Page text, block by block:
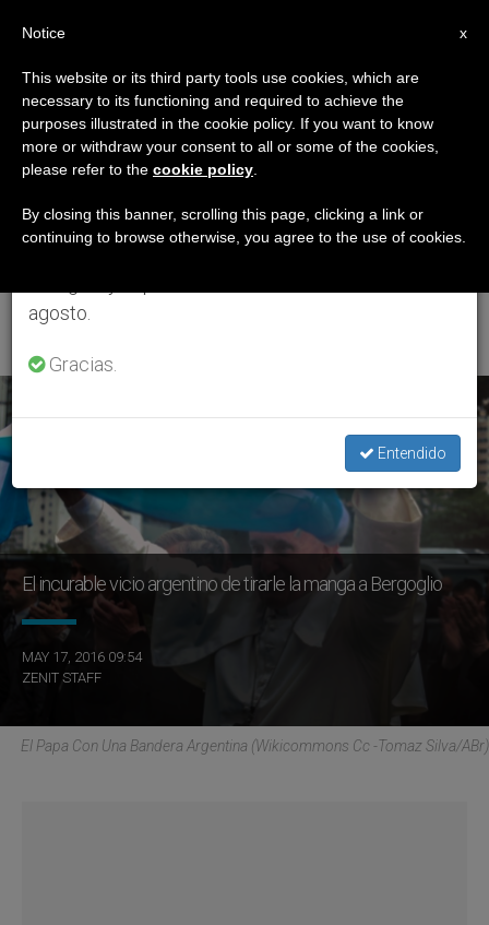
ETIQUETA
Posts Tagged ‘uso Del
Nombre Del Papa
Francisco En
El incurable vicio argentino de tirarle la manga a Bergoglio
MAY 17, 2016 09:54
ZENIT STAFF
El Papa Con Una Bandera Argentina (Wikicommons Cc -Tomaz Silva/ABr)
×
Aviso importante
Del 27 de julio al 7 de agosto haremos la pausa
anual, aprovechando que en el periodo de verano
se generan menos informaciones y también el
agosto.
Gracias.
Entendido
x
Notice
This website or its third party tools use cookies, which are
necessary to its functioning and required to achieve the
purposes illustrated in the cookie policy. If you want to know
more or withdraw your consent to all or some of the cookies,
please refer to the cookie policy
By closing this banner, scrolling this page, clicking a link or
continuing to browse otherwise, you agree to the use of cookies.